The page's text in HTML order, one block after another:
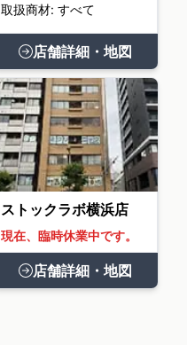
取扱商材: すべて
店舗詳細・地図
ストックラボ横浜店
現在、臨時休業中です。
店舗詳細・地図